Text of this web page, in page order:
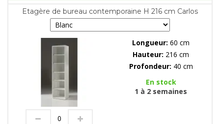
Etagère de bureau contemporaine H 216 cm Carlos
Longueur: 60 cm
Hauteur: 216 cm
Profondeur: 40 cm
En stock
1 à 2 semaines